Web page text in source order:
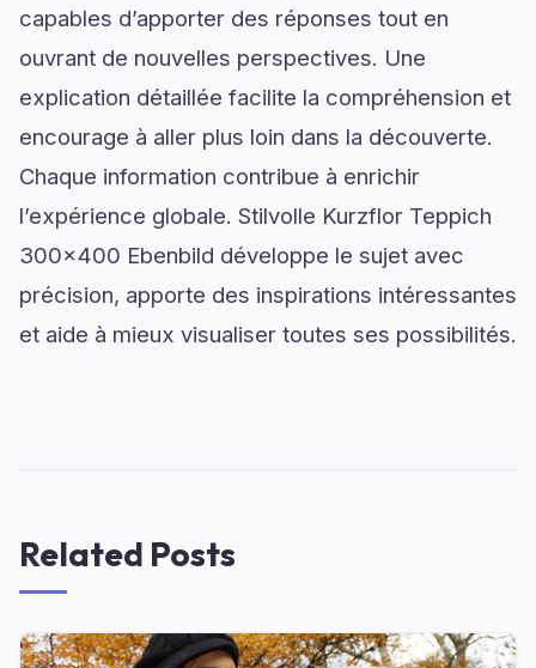
capables d’apporter des réponses tout en
ouvrant de nouvelles perspectives. Une
explication détaillée facilite la compréhension et
encourage à aller plus loin dans la découverte.
Chaque information contribue à enrichir
l’expérience globale. Stilvolle Kurzflor Teppich
300x400 Ebenbild développe le sujet avec
précision, apporte des inspirations intéressantes
et aide à mieux visualiser toutes ses possibilités.
Related Posts